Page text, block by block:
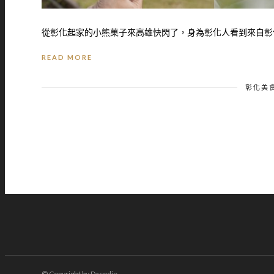
從彰化起家的小熊菓子來高雄快閃了，身為彰化人看到來自
READ MORE
彰化美